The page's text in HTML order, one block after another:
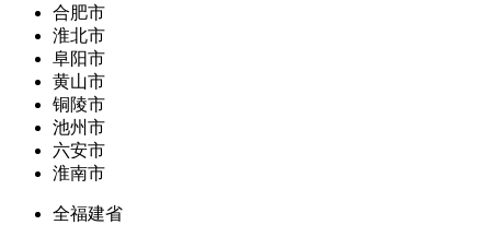
合肥市
淮北市
阜阳市
黄山市
铜陵市
池州市
六安市
淮南市
全福建省